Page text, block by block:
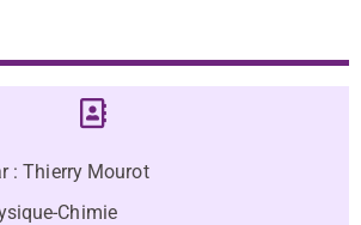
: Thierry Mourot
Chimie